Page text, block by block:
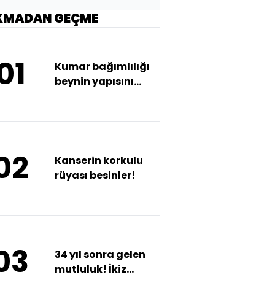
GEÇME
Kumar bağımlılığı
beynin yapısını
Kanserin korkulu
rüyası besinler!
34 yıl sonra gelen
mutluluk! İkiz